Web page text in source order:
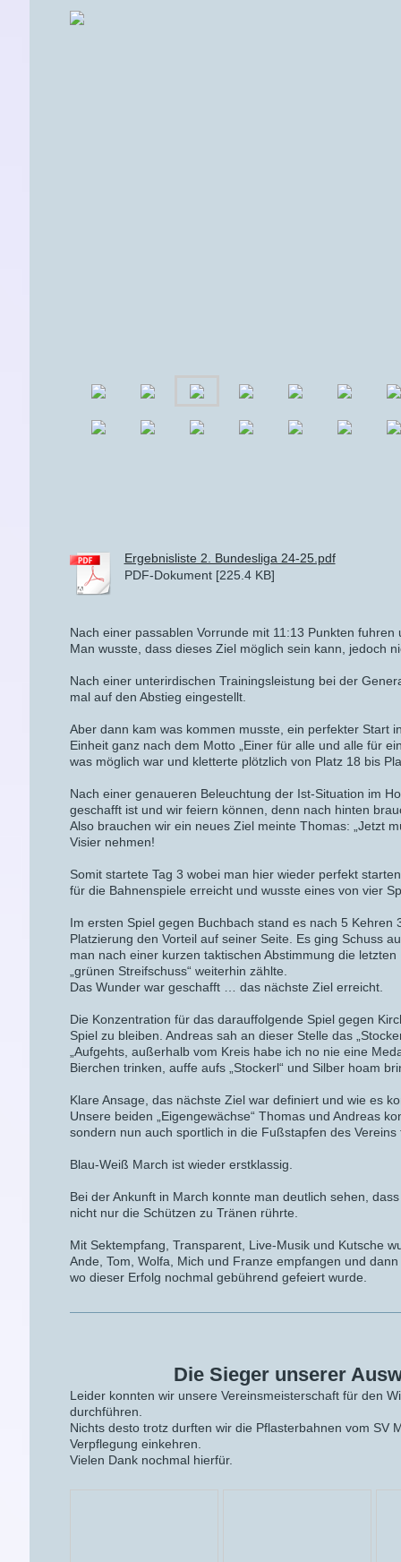
Ergebnisliste 2. Bundesliga 24-25.pdf
PDF-Dokument [225.4 KB]
Nach einer passablen Vorrunde mit 11:13 Punkten
Man wusste, dass dieses Ziel möglich sein kann, jedoch
Nach einer unterirdischen Trainingsleistung bei der
mal auf den Abstieg eingestellt.
Aber dann kam was kommen musste, ein perfekter Start
Einheit ganz nach dem Motto „Einer für alle und alle für
was möglich war und kletterte plötzlich von Platz 18 bis
Nach einer genaueren Beleuchtung der Ist-Situation im
geschafft ist und wir feiern können, denn nach hinten
Also brauchen wir ein neues Ziel meinte Thomas: „Jetzt
Visier nehmen!
Somit startete Tag 3 wobei man hier wieder perfekt
für die Bahnenspiele erreicht und wusste eines von vier
Im ersten Spiel gegen Buchbach stand es nach 5
Platzierung den Vorteil auf seiner Seite. Es ging Schuss
man nach einer kurzen taktischen Abstimmung die
„grünen Streifschuss“ weiterhin zählte.
Das Wunder war geschafft … das nächste Ziel erreicht.
Die Konzentration für das darauffolgende Spiel gegen
Spiel zu bleiben. Andreas sah an dieser Stelle das
„Aufgehts, außerhalb vom Kreis habe ich no nie eine
Bierchen trinken, auffe aufs „Stockerl“ und Silber hoam
Klare Ansage, das nächste Ziel war definiert und wie es
Unsere beiden „Eigengewächse“ Thomas und Andreas
sondern nun auch sportlich in die Fußstapfen des Vereins
Blau-Weiß March ist wieder erstklassig.
Bei der Ankunft in March konnte man deutlich sehen,
nicht nur die Schützen zu Tränen rührte.
Mit Sektempfang, Transparent, Live-Musik und Kutsche
Ande, Tom, Wolfa, Mich und Franze empfangen und
wo dieser Erfolg nochmal gebührend gefeiert wurde.
Die Sieger unserer
Leider konnten wir unsere Vereinsmeisterschaft für den
durchführen.
Nichts desto trotz durften wir die Pflasterbahnen vom SV
Verpflegung einkehren.
Vielen Dank nochmal hierfür.